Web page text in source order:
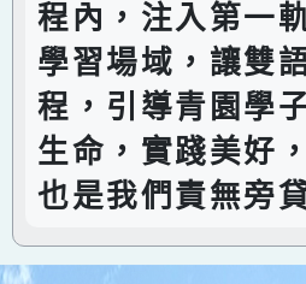
程內，注入第一
學習場域，讓雙
程，引導青園學
生命，實踐美好
也是我們責無旁